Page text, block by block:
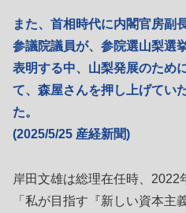
また、首相時代に内閣官房副
参議院議員が、参院選山梨選
表明する中、山梨発展のため
て、森屋さんを押し上げてい
た。
(2025/5/25 産経新聞)
岸田文雄は総理在任時、2022
「私が目指す『新しい資本主